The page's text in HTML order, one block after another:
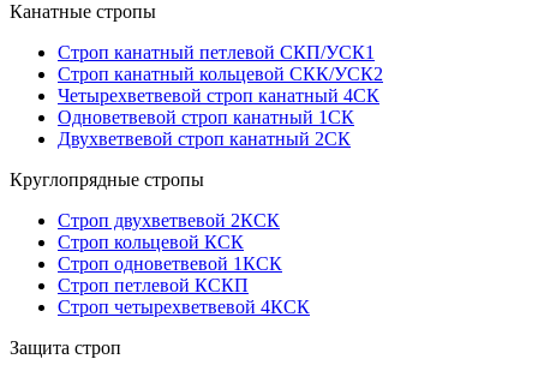
Канатные стропы
Строп канатный петлевой СКП/УСК1
Строп канатный кольцевой СКК/УСК2
Четырехветвевой строп канатный 4СК
Одноветвевой строп канатный 1СК
Двухветвевой строп канатный 2СК
Круглопрядные стропы
Строп двухветвевой 2КСК
Строп кольцевой КСК
Строп одноветвевой 1КСК
Строп петлевой КСКП
Строп четырехветвевой 4КСК
Защита строп